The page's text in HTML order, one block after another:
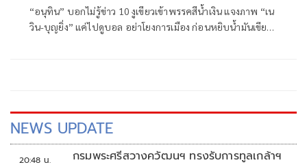
“อนุทิน” บอกไม่รู้ข่าว 10 งูเขียวเข้าพรรคสีน้ำเงิน แจงภาพ “เน
วิน-บุญยิ่ง” แค่ไปดูบอล อย่าโยงการเมือง ก่อนหยิบน้ำมันเขียว
NEWS UPDATE
20:48 น.
กรมพระศรีสวางควัฒนฯ ทรงรับการทูลเกล้าฯ